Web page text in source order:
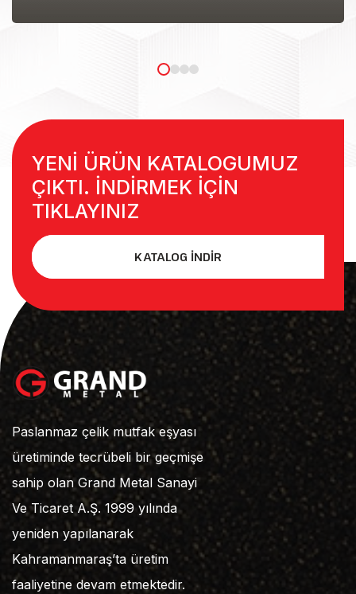
YENİ ÜRÜN KATALOGUMUZ
ÇIKTI. İNDİRMEK İÇİN
TIKLAYINIZ
KATALOG İNDİR
Paslanmaz çelik mutfak eşyası
üretiminde tecrübeli bir geçmişe
sahip olan Grand Metal Sanayi
Ve Ticaret A.Ş. 1999 yılında
yeniden yapılanarak
Kahramanmaraş’ta üretim
faaliyetine devam etmektedir.